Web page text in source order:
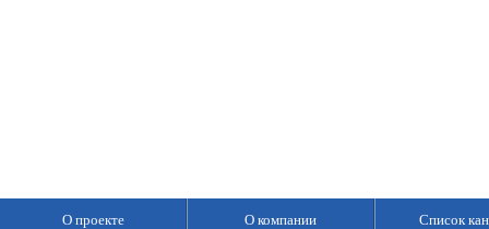
О проекте О компании Список